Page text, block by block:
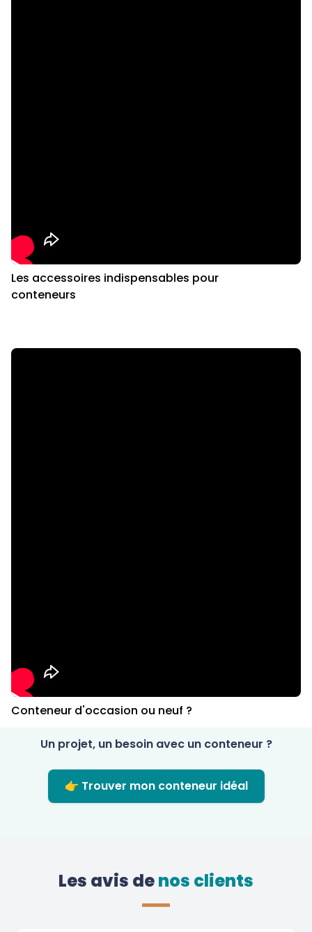
Les accessoires indispensables pour
conteneurs
Conteneur d'occasion ou neuf ?
Un projet, un besoin avec un conteneur ?
👉 Trouver mon conteneur idéal
Les avis de nos clients